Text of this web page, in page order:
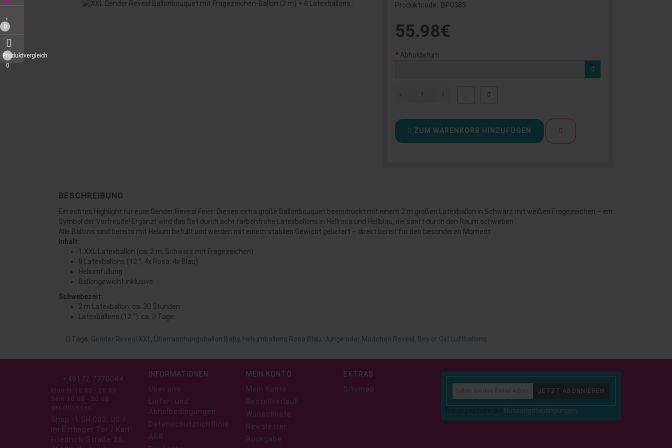
0
Produktvergleich
0
Produktcode: BP0385
55.98€
Abholdatum
ZUM WARENKORB HINZUFÜGEN
BESCHREIBUNG
Ein echtes Highlight für eure Gender Reveal Feier: Dieses extra große Ballonbouquet beeindruckt mit einem 2 m großen Latexballon in Schwarz mit weißen Fragezeichen – ein
Symbol der Vorfreude! Ergänzt wird das Set durch acht farbenfrohe Latexballons in Hellrosa und Hellblau, die sanft durch den Raum schweben.
Alle Ballons sind bereits mit Helium befüllt und werden mit einem stabilen Gewicht geliefert – direkt bereit für den besonderen Moment.
Inhalt:
1 XXL Latexballon (ca. 2 m, Schwarz mit Fragezeichen)
8 Latexballons (12 ", 4x Rosa, 4x Blau)
Heliumfüllung
Ballongewicht inklusive
Schwebezeit:
2 m Latexballon: ca. 30 Stunden
Latexballons (12 "): ca. 3 Tage
Tags: Gender Reveal XXL, Überraschungsballon Baby, Heliumballons Rosa Blau, Junge oder Mädchen Reveal , Boy or Girl Luftballons
+49172 7770044
Mon-Fr 10:00 - 20:00
Sam 10:00 - 20:00
geschlossen
Shop -1.SH.003, UG /
Im Ettlinger Tor / Karl-
Friedrich-Straße 26,
INFORMATIONEN
Über uns
Liefer- und
Abholbedingungen
Datenschutzrichtlinie
AGB
MEIN KONTO
Mein Konto
Bestellverlauf
Wunschliste
Newsletter
Rückgabe
EXTRAS
Sitemap
JETZT ABONNIEREN
Ich akzeptiere die Nutzungsbedingungen.